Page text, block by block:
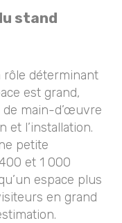
stand
rôle déterminant
est grand,
de main-d’œuvre
et l’installation.
petite
et 1 000
espace plus
en grand